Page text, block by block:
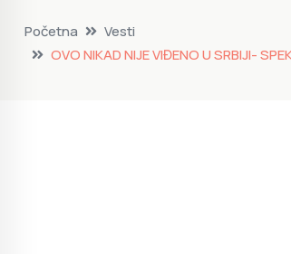
Početna
Vesti
OVO NIKAD NIJE VIĐENO U SRBIJI-